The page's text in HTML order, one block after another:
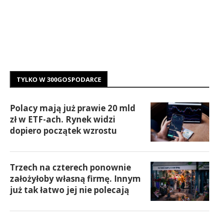
TYLKO W 300GOSPODARCE
Polacy mają już prawie 20 mld
zł w ETF-ach. Rynek widzi
dopiero początek wzrostu
Trzech na czterech ponownie
założyłoby własną firmę. Innym
już tak łatwo jej nie polecają